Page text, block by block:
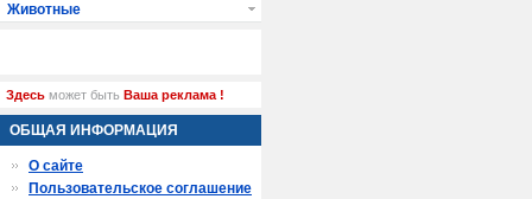
Животные
Здесь может быть Ваша реклама !
ОБЩАЯ ИНФОРМАЦИЯ
О сайте
Пользовательское соглашение